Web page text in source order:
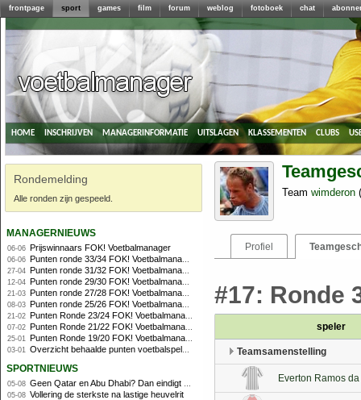
frontpage sport games film forum weblog fotoboek chat
home inschrijven managerinformatie uitslagen klassementen clubs
Rondemelding
Alle ronden zijn gespeeld.
managernieuws
06-06 Prijswinnaars FOK! Voetbalmanager
06-06 Punten ronde 33/34 FOK! Voetbalmanager
27-04 Punten ronde 31/32 FOK! Voetbalmanager 2010/2011
12-04 Punten ronde 29/30 FOK! Voetbalmanager 2010/2011
21-03 Punten ronde 27/28 FOK! Voetbalmanager
08-03 Punten ronde 25/26 FOK! Voetbalmanager
21-02 Punten Ronde 23/24 FOK! Voetbalmanager
07-02 Punten Ronde 21/22 FOK! Voetbalmanager
25-01 Punten Ronde 19/20 FOK! Voetbalmanager
03-01 Overzicht behaalde punten voetbalspelers
sportnieuws
05-08 Geen Qatar en Abu Dhabi? Dan eindigt Formule 1-seizoen mogelijk in Europa
05-08 Vollering de sterkste na lastige heuvelrit
Team wimderon (
Profiel
#17: Ronde
speler
Teamsamenstelling
Everton Ramos